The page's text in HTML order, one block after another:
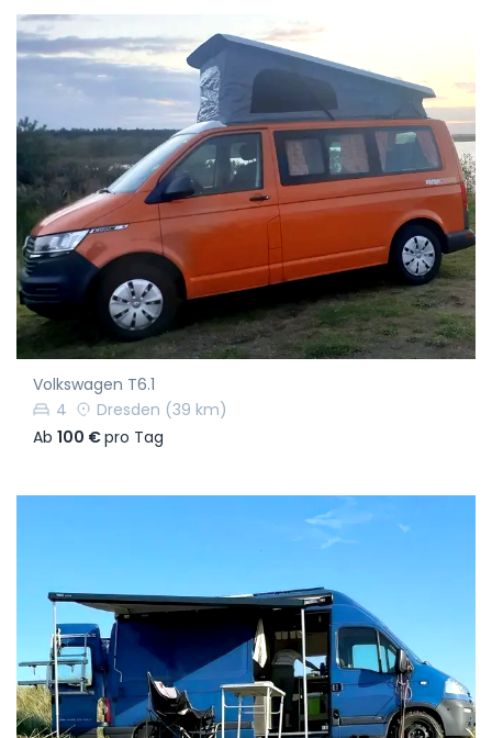
Volkswagen T6.1
4
Dresden (39 km)
Ab 100 €pro Tag